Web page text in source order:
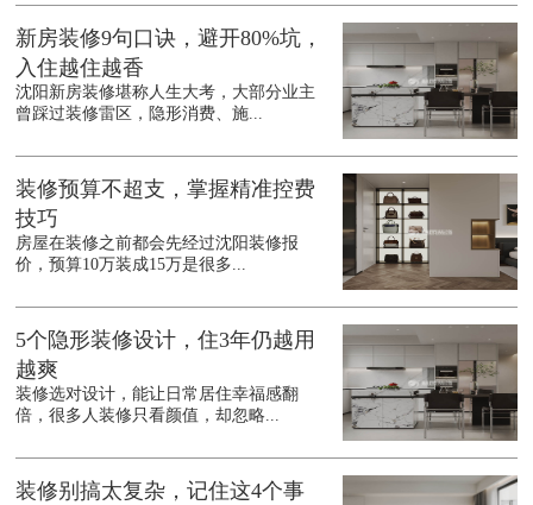
新房装修9句口诀，避开80%坑，
入住越住越香
沈阳新房装修堪称人生大考，大部分业主
曾踩过装修雷区，隐形消费、施...
装修预算不超支，掌握精准控费
技巧
房屋在装修之前都会先经过沈阳装修报
价，预算10万装成15万是很多...
5个隐形装修设计，住3年仍越用
越爽
装修选对设计，能让日常居住幸福感翻
倍，很多人装修只看颜值，却忽略...
装修别搞太复杂，记住这4个事